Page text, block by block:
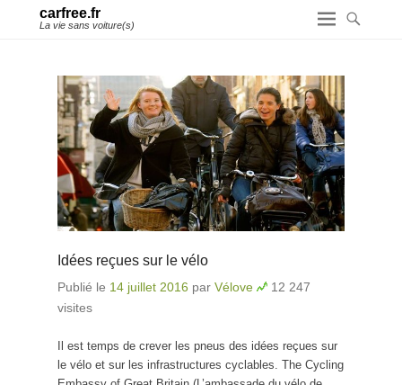
carfree.fr
La vie sans voiture(s)
Idées reçues sur le vélo
Publié le 14 juillet 2016 par Vélove
12 247
visites
Il est temps de crever les pneus des idées reçues sur
le vélo et sur les infrastructures cyclables. The Cycling